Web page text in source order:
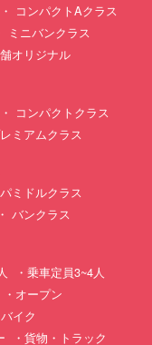
コンパクトAクラス
ミニバンクラス
オリジナル
コンパクトクラス
ミアムクラス
ミドルクラス
バンクラス
乗車定員3~4人
オープン
バイク
貨物・トラック